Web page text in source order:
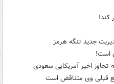
کند!
جدید تنگه هرمز
است!
تجاوز اخیر آمریکایی سعودی
قبلی وی متناقض است